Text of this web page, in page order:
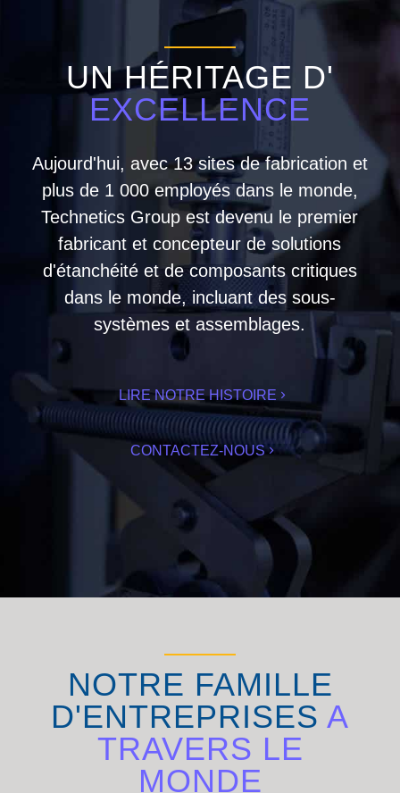
UN HÉRITAGE D'
EXCELLENCE
Aujourd'hui, avec 13 sites de fabrication et
plus de 1 000 employés dans le monde,
Technetics Group est devenu le premier
fabricant et concepteur de solutions
d'étanchéité et de composants critiques
dans le monde, incluant des sous-
systèmes et assemblages.
LIRE NOTRE HISTOIRE
CONTACTEZ-NOUS
NOTRE FAMILLE
D'ENTREPRISES A
TRAVERS LE
MONDE